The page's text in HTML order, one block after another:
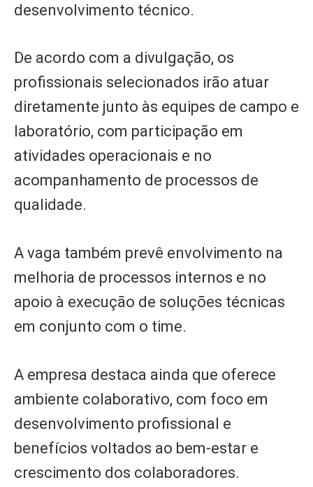
desenvolvimento técnico.
De acordo com a divulgação, os
profissionais selecionados irão atuar
diretamente junto às equipes de campo e
laboratório, com participação em
atividades operacionais e no
acompanhamento de processos de
qualidade.
A vaga também prevê envolvimento na
melhoria de processos internos e no
apoio à execução de soluções técnicas
em conjunto com o time.
A empresa destaca ainda que oferece
ambiente colaborativo, com foco em
desenvolvimento profissional e
benefícios voltados ao bem-estar e
crescimento dos colaboradores.